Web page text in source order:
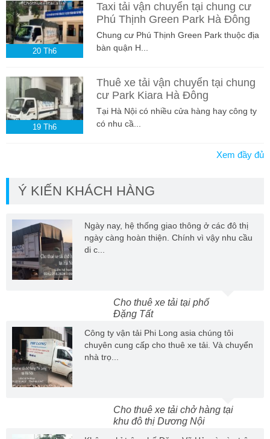
20 Th6
Taxi tải vận chuyển tại chung cư
Phú Thịnh Green Park Hà Đông
Chung cư Phú Thịnh Green Park thuộc địa
bàn quận H...
19 Th6
Thuê xe tải vận chuyển tại chung
cư Park Kiara Hà Đông
Tại Hà Nội có nhiều cửa hàng hay công ty
có nhu cầ...
Xem đầy đủ
Ý KIẾN KHÁCH HÀNG
Ngày nay, hệ thống giao thông ở các đô thị
ngày càng hoàn thiện. Chính vì vậy nhu cầu
di c...
Cho thuê xe tải tại phố
Đặng Tất
Công ty vận tải Phi Long asia chúng tôi
chuyên cung cấp cho thuê xe tải. Và chuyển
nhà trọ...
Cho thuê xe tải chở hàng tại
khu đô thị Dương Nội